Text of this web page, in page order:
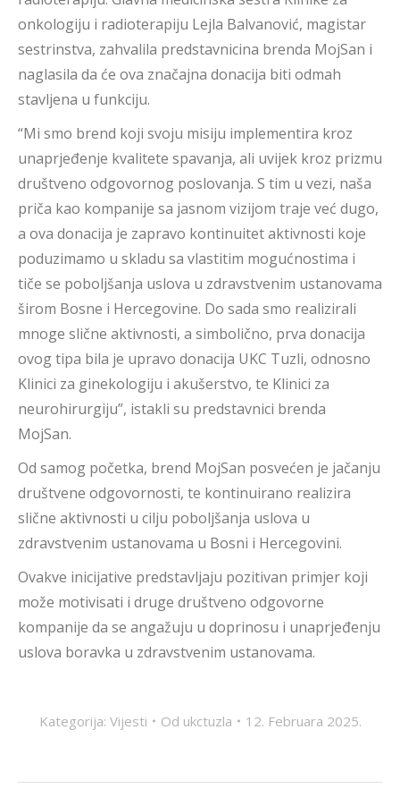
onkologiju i radioterapiju Lejla Balvanović, magistar
sestrinstva, zahvalila predstavnicina brenda MojSan i
naglasila da će ova značajna donacija biti odmah
stavljena u funkciju.
“Mi smo brend koji svoju misiju implementira kroz
unaprjeđenje kvalitete spavanja, ali uvijek kroz prizmu
društveno odgovornog poslovanja. S tim u vezi, naša
priča kao kompanije sa jasnom vizijom traje već dugo,
a ova donacija je zapravo kontinuitet aktivnosti koje
poduzimamo u skladu sa vlastitim mogućnostima i
tiče se poboljšanja uslova u zdravstvenim ustanovama
širom Bosne i Hercegovine. Do sada smo realizirali
mnoge slične aktivnosti, a simbolično, prva donacija
ovog tipa bila je upravo donacija UKC Tuzli, odnosno
Klinici za ginekologiju i akušerstvo, te Klinici za
neurohirurgiju”, istakli su predstavnici brenda
MojSan.
Od samog početka, brend MojSan posvećen je jačanju
društvene odgovornosti, te kontinuirano realizira
slične aktivnosti u cilju poboljšanja uslova u
zdravstvenim ustanovama u Bosni i Hercegovini.
Ovakve inicijative predstavljaju pozitivan primjer koji
može motivisati i druge društveno odgovorne
kompanije da se angažuju u doprinosu i unaprjeđenju
uslova boravka u zdravstvenim ustanovama.
Kategorija: Vijesti Od ukctuzla 12. Februara 2025.